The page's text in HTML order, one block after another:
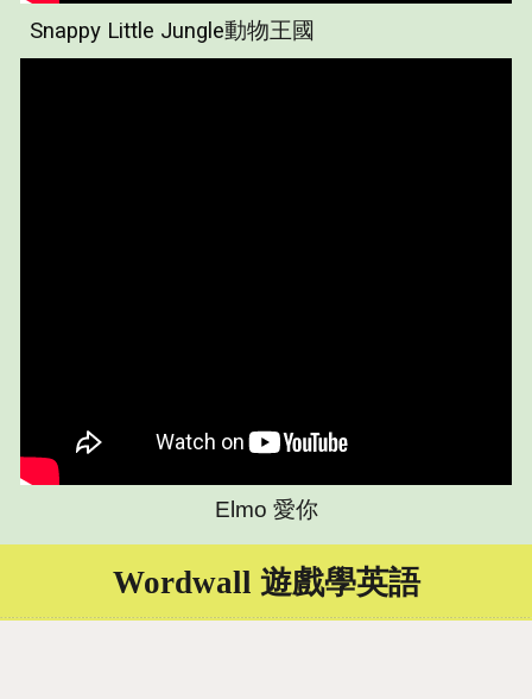
Snappy Little Jungle動物王國
Elmo 愛你
Wordwall 遊戲學英語